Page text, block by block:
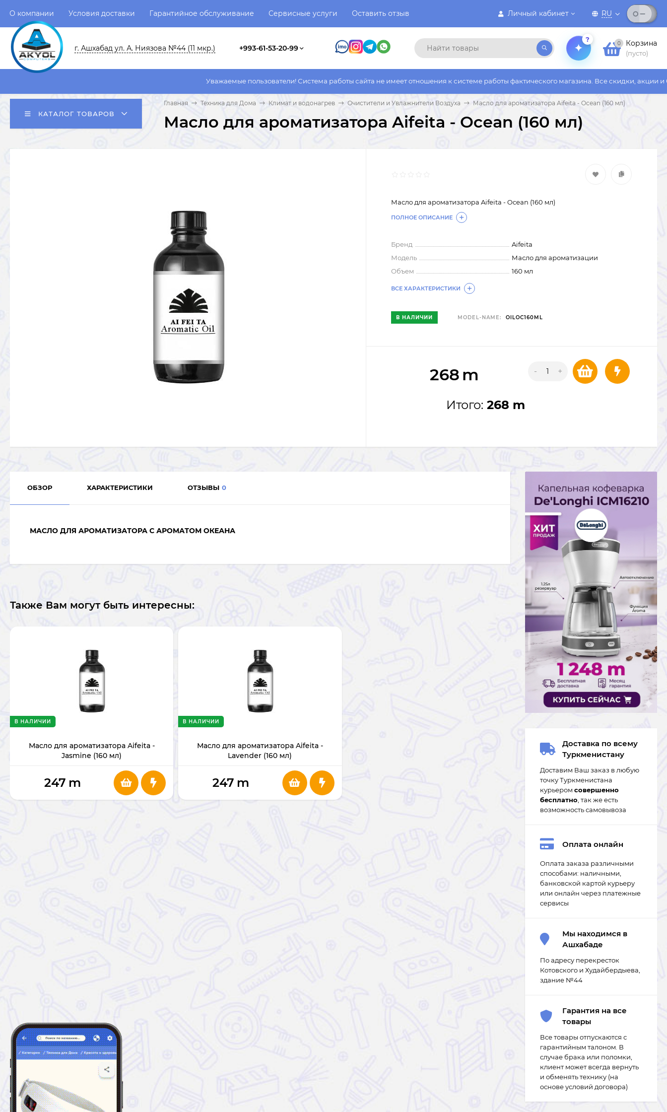
Личный кабинет RU
О компании Условия доставки Гарантийное обслуживание Сервисные услуги Оставить отзыв
г. Ашхабад ул. А. Ниязова №44 (11 мкр.) +993-61-53-20-99
?
0 Корзина
(пусто)
Уважаемые пользователи! Система работы сайта не имеет отношения к системе работы фактического магазина. Все скидки, акции и бонусы
КАТАЛОГ ТОВАРОВ
Главная Техника для Дома Климат и водонагрев Очистители и Увлажнители Воздуха Масло для ароматизатора Aifeita - Ocean (160 мл)
Масло для ароматизатора Aifeita - Ocean (160 мл)
Масло для ароматизатора Aifeita - Ocean (160 мл)
ПОЛНОЕ ОПИСАНИЕ
Бренд
Aifeita
Модель
Масло для ароматизации
Объем
160 мл
ВСЕ ХАРАКТЕРИСТИКИ
В НАЛИЧИИ MODEL-NAME: OILOC160ML
268 m - +
Итого: 268 m
ОБЗОР ХАРАКТЕРИСТИКИ ОТЗЫВЫ 0
МАСЛО ДЛЯ АРОМАТИЗАТОРА С АРОМАТОМ ОКЕАНА
Также Вам могут быть интересны:
Масло для ароматизатора Aifeita -
Jasmine (160 мл)
В НАЛИЧИИ
247 m
Масло для ароматизатора Aifeita -
Lavender (160 мл)
В НАЛИЧИИ
247 m
Доставка по всему
Туркменистану
Доставим Ваш заказ в любую
точку Туркменистана
курьером совершенно
бесплатно , так же есть
возможность самовывоза
Оплата онлайн
Оплата заказа различными
способами: наличными,
банковской картой курьеру
или онлайн через платежные
сервисы
Мы находимся в
Ашхабаде
По адресу перекресток
Котовского и Худайбердыева,
здание №44
Гарантия на все
товары
Все товары отпускаются с
гарантийным талоном. В
случае брака или поломки,
клиент может всегда вернуть
и обменять технику (на
основе условий договора)